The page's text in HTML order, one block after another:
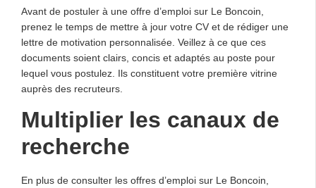
Avant de postuler à une offre d’emploi sur Le Boncoin,
prenez le temps de mettre à jour votre CV et de rédiger une
lettre de motivation personnalisée. Veillez à ce que ces
documents soient clairs, concis et adaptés au poste pour
lequel vous postulez. Ils constituent votre première vitrine
auprès des recruteurs.
Multiplier les canaux de
recherche
En plus de consulter les offres d’emploi sur Le Boncoin,